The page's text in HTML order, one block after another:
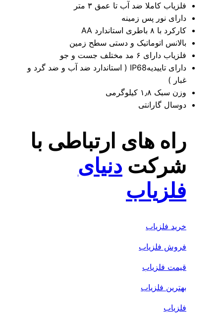
کاملا ضد آب تا عمق ۳ متر
نور پس زمینه
اتوماتیک و دستی سطح زمین
۶ مد مختلف جست و جو
دارای تاییدیهIP68 ( استاندارد ضد آب و ضد گرد و
گارانتی
های ارتباطی با
دنیای
فلزیاب